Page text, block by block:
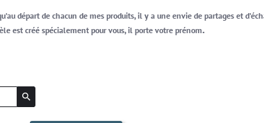
départ de chacun de mes produits, il y a une envie de partages et
est créé spécialement pour vous, il porte votre prénom.
search